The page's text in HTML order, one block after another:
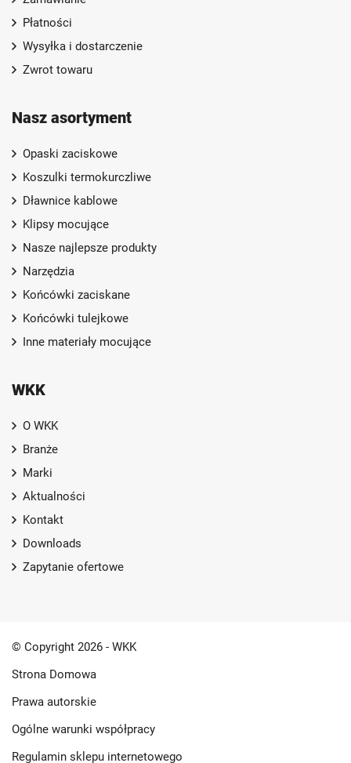
Płatności
Wysyłka i dostarczenie
Zwrot towaru
Nasz asortyment
Opaski zaciskowe
Koszulki termokurczliwe
Dławnice kablowe
Klipsy mocujące
Nasze najlepsze produkty
Narzędzia
Końcówki zaciskane
Końcówki tulejkowe
Inne materiały mocujące
WKK
O WKK
Branże
Marki
Aktualności
Kontakt
Downloads
Zapytanie ofertowe
© Copyright 2026 - WKK
Strona Domowa
Prawa autorskie
Ogólne warunki współpracy
Regulamin sklepu internetowego